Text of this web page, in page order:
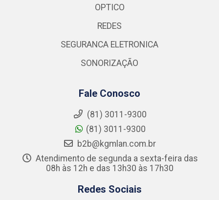
OPTICO
REDES
SEGURANCA ELETRONICA
SONORIZAÇÃO
Fale Conosco
(81) 3011-9300
(81) 3011-9300
b2b@kgmlan.com.br
Atendimento de segunda a sexta-feira das
08h às 12h e das 13h30 às 17h30
Redes Sociais